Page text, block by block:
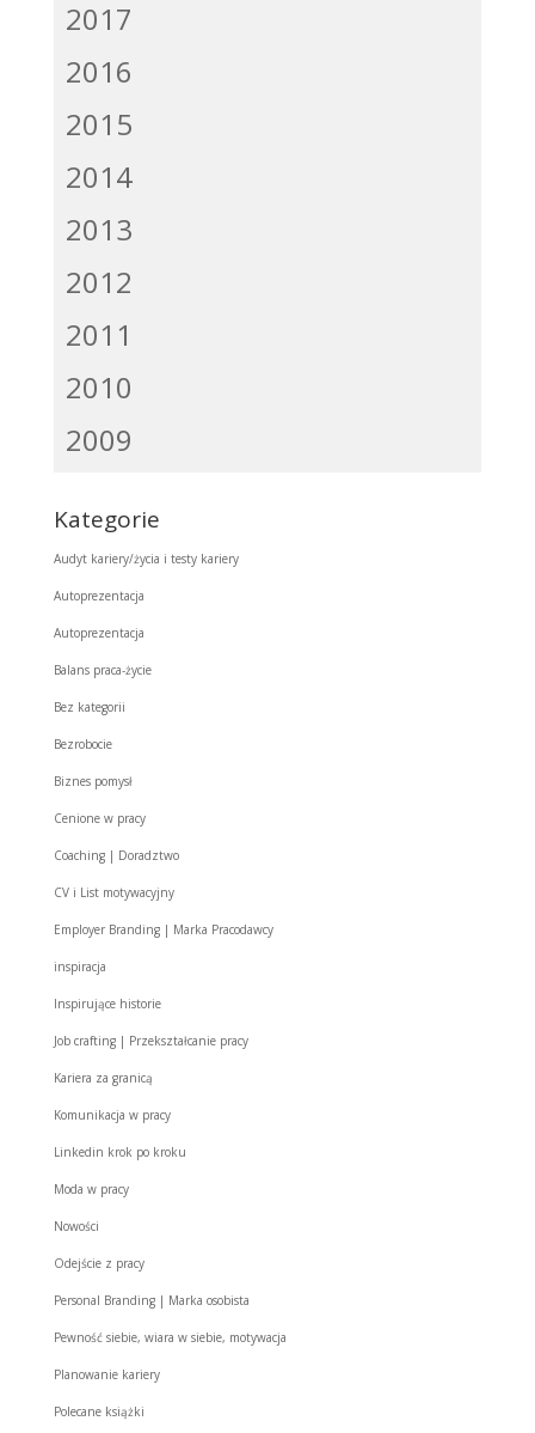
2017
2016
2015
2014
2013
2012
2011
2010
2009
Kategorie
Audyt kariery/życia i testy kariery
Autoprezentacja
Autoprezentacja
Balans praca-życie
Bez kategorii
Bezrobocie
Biznes pomysł
Cenione w pracy
Coaching | Doradztwo
CV i List motywacyjny
Employer Branding | Marka Pracodawcy
inspiracja
Inspirujące historie
Job crafting | Przekształcanie pracy
Kariera za granicą
Komunikacja w pracy
Linkedin krok po kroku
Moda w pracy
Nowości
Odejście z pracy
Personal Branding | Marka osobista
Pewność siebie, wiara w siebie, motywacja
Planowanie kariery
Polecane książki